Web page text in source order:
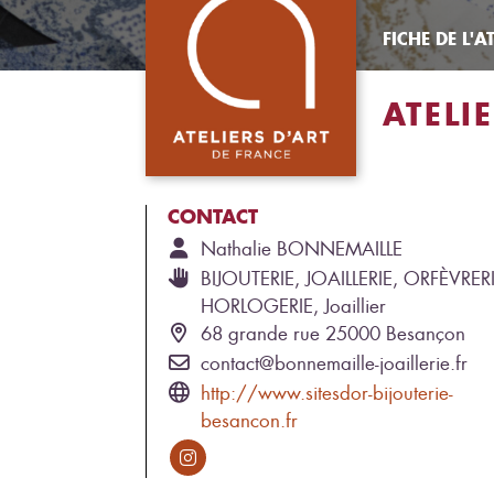
FICHE DE
CONTACT
Nathalie BONNEMAILLE
BIJOUTERIE, JOAILLERIE,
HORLOGERIE, Joaillier
68 grande rue 25000 Besançon
contact@bonnemaille-joaillerie.fr
http://www.sitesdor-bijouterie-
besancon.fr